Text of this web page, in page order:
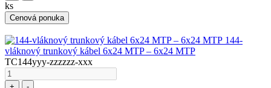
ks
Cenová ponuka
144-
vláknový trunkový kábel 6x24 MTP – 6x24 MTP
TC144yyy-zzzzzz-xxx